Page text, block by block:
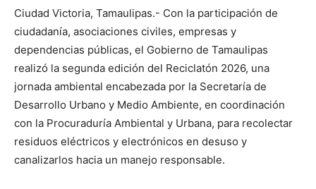
Ciudad Victoria, Tamaulipas.- Con la participación de
ciudadanía, asociaciones civiles, empresas y
dependencias públicas, el Gobierno de Tamaulipas
realizó la segunda edición del Reciclatón 2026, una
jornada ambiental encabezada por la Secretaría de
Desarrollo Urbano y Medio Ambiente, en coordinación
con la Procuraduría Ambiental y Urbana, para recolectar
residuos eléctricos y electrónicos en desuso y
canalizarlos hacia un manejo responsable.